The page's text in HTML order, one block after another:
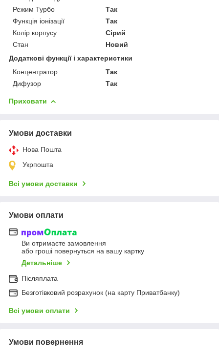
Режим Турбо
Так
Функція іонізації
Так
Колір корпусу
Сірий
Стан
Новий
Додаткові функції і характеристики
Концентратор
Так
Дифузор
Так
Приховати
Умови доставки
Нова Пошта
Укрпошта
Всі умови доставки
Умови оплати
Ви отримаєте замовлення
або гроші повернуться на вашу картку
Детальніше
Післяплата
Безготівковий розрахунок (на карту Приватбанку)
Всі умови оплати
Умови повернення